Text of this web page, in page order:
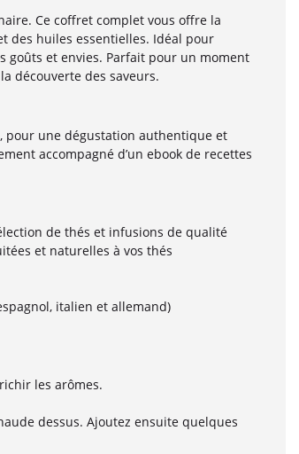
Ce coffret complet vous offre la
des huiles essentielles. Idéal pour
goûts et envies. Parfait pour un moment
découverte des saveurs.
pour une dégustation authentique et
accompagné d’un ebook de recettes
de thés et infusions de qualité
et naturelles à vos thés
italien et allemand)
les arômes.
dessus. Ajoutez ensuite quelques